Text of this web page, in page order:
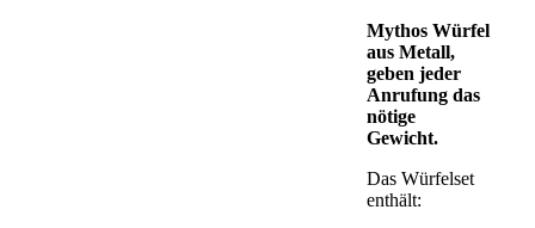
Mythos Würfel
aus Metall,
geben jeder
Anrufung das
nötige
Gewicht.
Das Würfelset
enthält: